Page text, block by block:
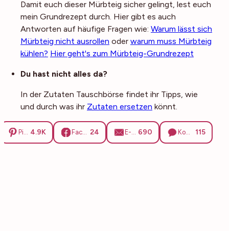
Damit euch dieser Mürbteig sicher gelingt, lest euch
mein Grundrezept durch. Hier gibt es auch
Antworten auf häufige Fragen wie: Warum lässt sich
Mürbteig nicht ausrollen oder warum muss Mürbteig
kühlen? Hier geht's zum Mürbteig-Grundrezept
Du hast nicht alles da?
In der Zutaten Tauschbörse findet ihr Tipps, wie
und durch was ihr Zutaten ersetzen könnt.
4.9K 24 690 115